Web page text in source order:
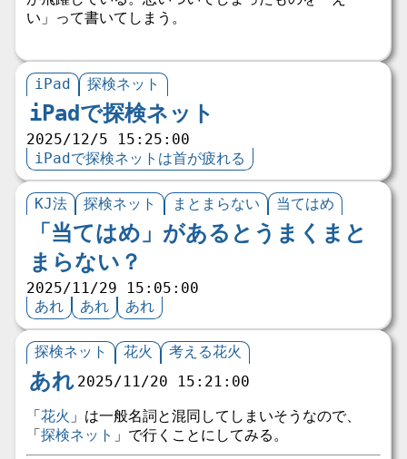
い」って書いてしまう。
iPad 探検ネット
iPadで探検ネット
2025/12/5 15:25:00
iPadで探検ネットは首が疲れる
KJ法 探検ネット まとまらない 当てはめ
「当てはめ」があるとうまくまと
まらない？
2025/11/29 15:05:00
あれ
あれ あれ
探検ネット 花火 考える花火
あれ 2025/11/20 15:21:00
「花火 」は一般名詞と混同してしまいそうなので、
「探検ネット 」で行くことにしてみる。